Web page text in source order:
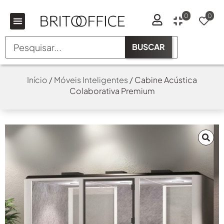
0 0
BUSCAR
Início /Móveis Inteligentes / Cabine Acústica
Colaborativa Premium